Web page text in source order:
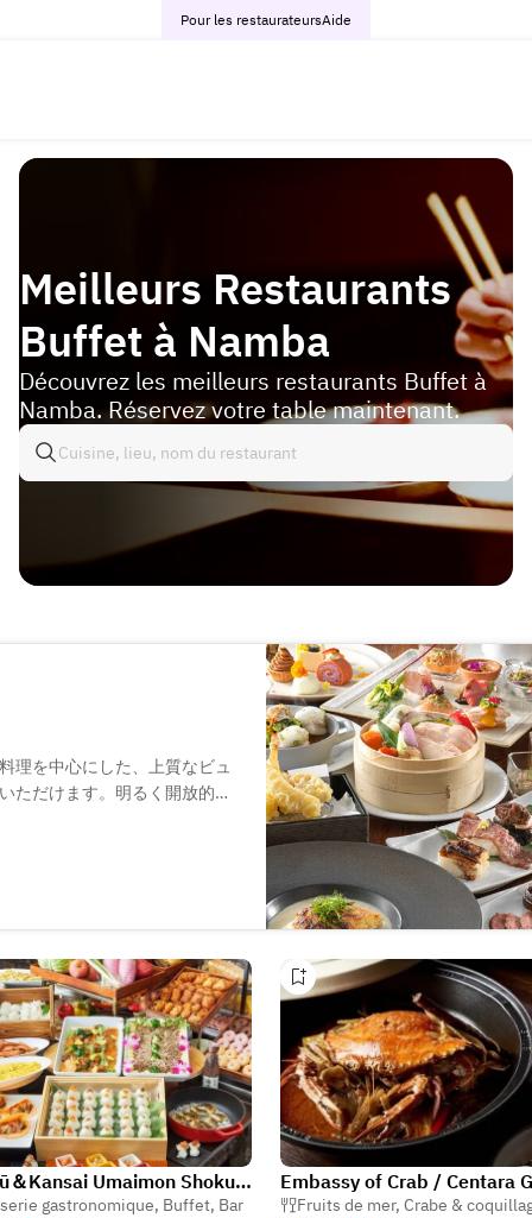
Pour les restaurateursAide
Meilleurs Restaurants
Buffet à Namba
Découvrez les meilleurs restaurants Buffet à
Namba. Réservez votre table maintenant.
理を中心にした、上質なビュ
ただけます。明るく開放的な
Wagyū＆Kansai Umaimon Shokuzai RESTAURANT&BAR 17CLUB APA HOTEL&RESORT 〈OSAKA NAMBA EKIMAE TOWER〉
gastronomique, Buffet, Bar
Fruits de mer, Crabe &